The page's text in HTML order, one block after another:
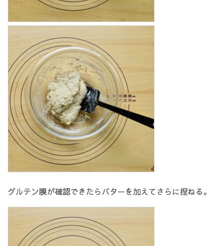
グルテン膜が確認できたらバターを加えてさらに捏ねる。